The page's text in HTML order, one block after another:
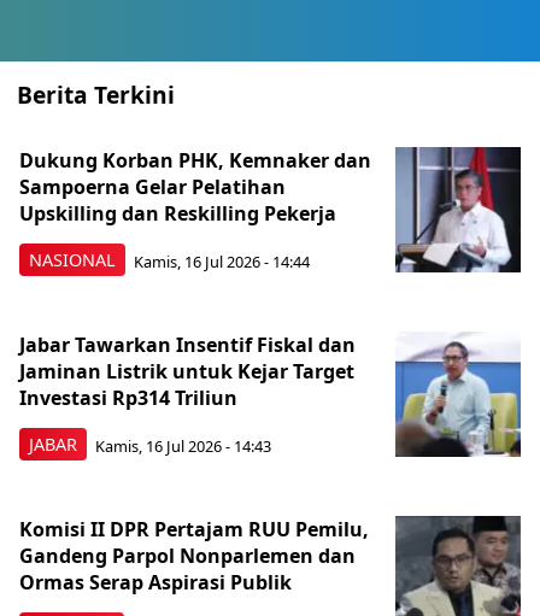
Berita Terkini
NASIONAL
Dukung Korban PHK, Kemnaker dan
Sampoerna Gelar Pelatihan
Upskilling dan Reskilling Pekerja
Kamis, 16 Jul 2026 - 14:44
JABAR
Jabar Tawarkan Insentif Fiskal dan
Jaminan Listrik untuk Kejar Target
Investasi Rp314 Triliun
Kamis, 16 Jul 2026 - 14:43
Komisi II DPR Pertajam RUU Pemilu,
Gandeng Parpol Nonparlemen dan
Ormas Serap Aspirasi Publik